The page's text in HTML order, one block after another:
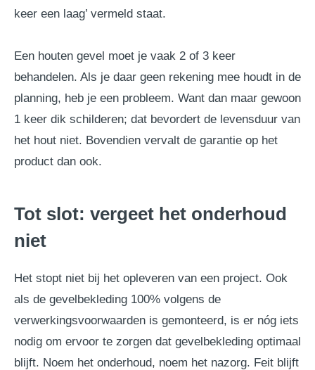
keer een laag’ vermeld staat.
Een houten gevel moet je vaak 2 of 3 keer
behandelen. Als je daar geen rekening mee houdt in de
planning, heb je een probleem. Want dan maar gewoon
1 keer dik schilderen; dat bevordert de levensduur van
het hout niet. Bovendien vervalt de garantie op het
product dan ook.
Tot slot: vergeet het onderhoud
niet
Het stopt niet bij het opleveren van een project. Ook
als de gevelbekleding 100% volgens de
verwerkingsvoorwaarden is gemonteerd, is er nóg iets
nodig om ervoor te zorgen dat gevelbekleding optimaal
blijft. Noem het onderhoud, noem het nazorg. Feit blijft